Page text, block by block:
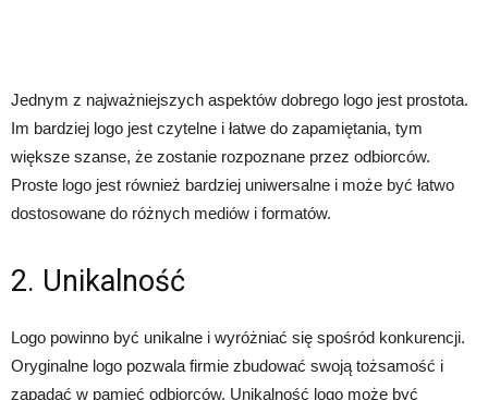
Jednym z najważniejszych aspektów dobrego logo jest prostota.
Im bardziej logo jest czytelne i łatwe do zapamiętania, tym
większe szanse, że zostanie rozpoznane przez odbiorców.
Proste logo jest również bardziej uniwersalne i może być łatwo
dostosowane do różnych mediów i formatów.
2. Unikalność
Logo powinno być unikalne i wyróżniać się spośród konkurencji.
Oryginalne logo pozwala firmie zbudować swoją tożsamość i
zapadać w pamięć odbiorców. Unikalność logo może być